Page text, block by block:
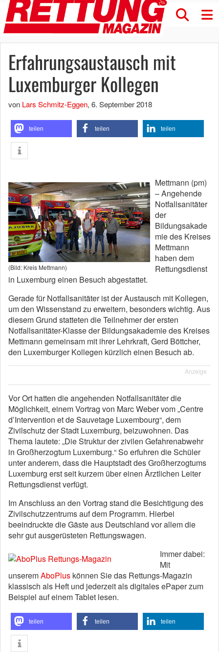
Erfahrungsaustausch mit
Luxemburger Kollegen
von Lars Schmitz-Eggen, 6. September 2018
teilen teilen teilen
(Bild: Kreis Mettmann)
Mettmann (pm)
– Angehende
Notfallsanitäter
der
Bildungsakade
mie des Kreises
Mettmann
haben dem
Rettungsdienst
in Luxemburg einen Besuch abgestattet.
Gerade für Notfallsanitäter ist der Austausch mit Kollegen,
um den Wissenstand zu erweitern, besonders wichtig. Aus
diesem Grund statteten die Teilnehmer der ersten
Notfallsanitäter-Klasse der Bildungsakademie des Kreises
Mettmann gemeinsam mit ihrer Lehrkraft, Gerd Böttcher,
den Luxemburger Kollegen kürzlich einen Besuch ab.
Anzeige
Vor Ort hatten die angehenden Notfallsanitäter die
Möglichkeit, einem Vortrag von Marc Weber vom „Centre
d’Intervention et de Sauvetage Luxembourg“, dem
Zivilschutz der Stadt Luxemburg, beizuwohnen. Das
Thema lautete: „Die Struktur der zivilen Gefahrenabwehr
in Großherzogtum Luxemburg.“ So erfuhren die Schüler
unter anderem, dass die Hauptstadt des Großherzogtums
Luxemburg erst seit kurzem über einen Ärztlichen Leiter
Rettungsdienst verfügt.
Im Anschluss an den Vortrag stand die Besichtigung des
Zivilschutzzentrums auf dem Programm. Hierbei
beeindruckte die Gäste aus Deutschland vor allem die
sehr gut ausgerüsteten Rettungswagen.
Immer dabei:
Mit
unseremAboPlus können Sie das Rettungs-Magazin
klassisch als Heft und jederzeit als digitales ePaper zum
Beispiel auf einem Tablet lesen.
teilen teilen teilen